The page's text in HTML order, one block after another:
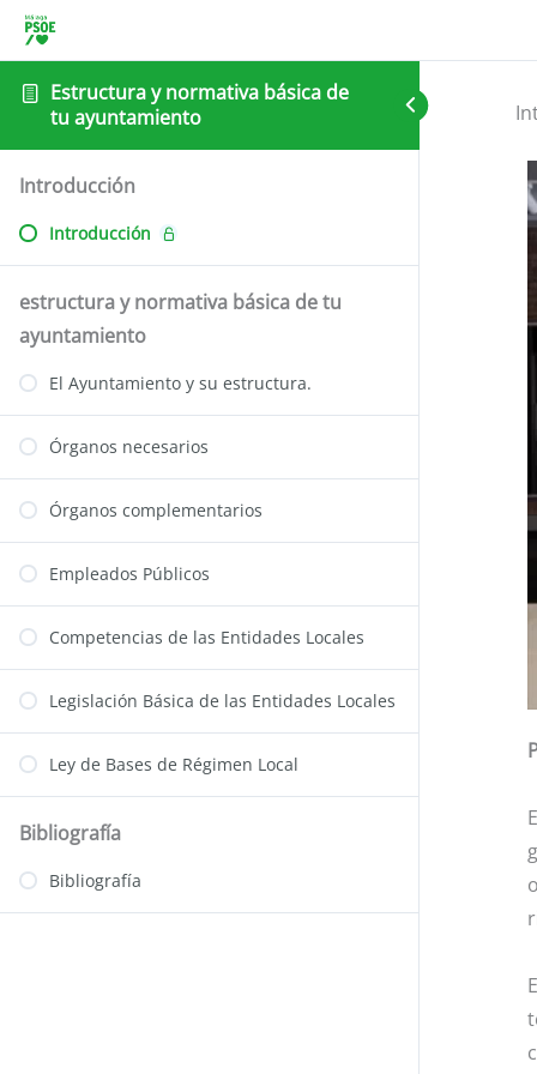
Estructura y normativa básica de
tu ayuntamiento
Introducción
Introducción
estructura y normativa básica de tu
ayuntamiento
El Ayuntamiento y su estructura.
Órganos necesarios
Órganos complementarios
Empleados Públicos
Competencias de las Entidades Locales
Legislación Básica de las Entidades Locales
Ley de Bases de Régimen Local
Bibliografía
Bibliografía